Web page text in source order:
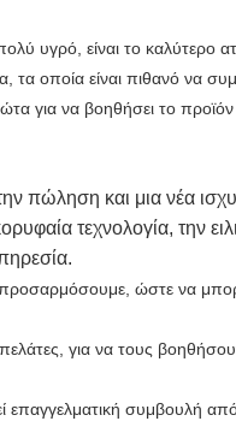
υγρό, είναι το καλύτερο
οποία είναι πιθανό να
για να βοηθήσει το προϊόν
πώληση και μια νέα
τεχνολογία, την
ώστε να
για να τους
συμβουλή